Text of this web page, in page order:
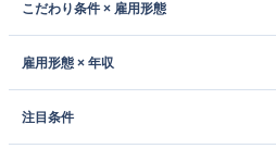
こだわり条件 × 雇用形態
雇用形態 × 年収
注目条件